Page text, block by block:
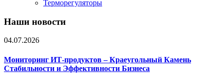
Терморегуляторы
Наши новости
04.07.2026
Мониторинг ИТ-продуктов – Краеугольный Камень
Стабильности и Эффективности Бизнеса